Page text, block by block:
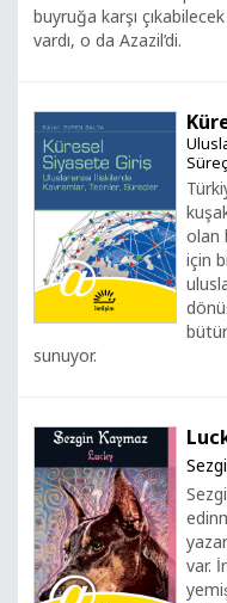
buyruğa karşı
vardı, o da Azazil’di.
olan
için
sunuyor.
var.